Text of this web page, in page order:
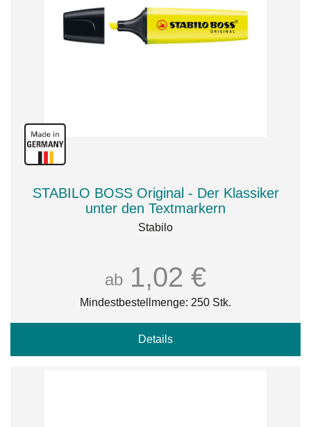
STABILO BOSS Original - Der Klassiker
unter den Textmarkern
Stabilo
ab 1,02 €
Mindestbestellmenge: 250 Stk.
Details